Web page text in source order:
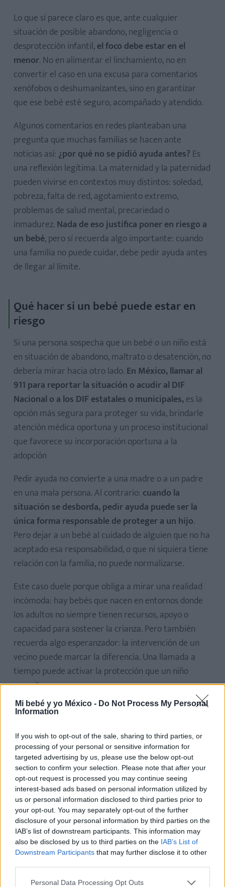
Mi bebé y yo México - Do Not Process My Personal
Information
If you wish to opt-out of the sale, sharing to third parties, or
processing of your personal or sensitive information for
targeted advertising by us, please use the below opt-out
section to confirm your selection. Please note that after your
opt-out request is processed you may continue seeing
interest-based ads based on personal information utilized by
us or personal information disclosed to third parties prior to
your opt-out. You may separately opt-out of the further
disclosure of your personal information by third parties on the
IAB’s list of downstream participants. This information may
also be disclosed by us to third parties on the IAB’s List of
Downstream Participants that may further disclose it to other
Personal Data Processing Opt Outs
Lo que sí parece claro es que, ante cualquier
situación de posible abandono, negligencia o
desprotección infantil,el foco debe estar en el
menor. No en alimentar el linchamiento, no en
convertir el caso en una excusa para comentarios
xenófobos o deshumanizantes, sino en garantizar
que ese bebé esté seguro, acompañado y atendido.
Algunos comentarios en redes planteaban una
pregunta que muchas familias se hacen ante
noticias así: ¿por qué no se pidió ayuda antes? Es
una reflexión legítima. La maternidad y la paternidad
pueden vivirse en contextos muy distintos: soledad,
pobreza, falta de red, agotamiento extremo,
problemas de salud mental, precariedad o
inmadurez. Nada de eso justifica poner en riesgo a
un bebé, pero sí recuerda algo importante: cuando
una familia no puede cuidar, debe pedir ayuda antes
de llegar al límite.
Qué hacer si un bebé puede estar en
riesgo
Si una persona sospecha que un bebé o un niño está
en situación de abandono, maltrato o desatención, no
debería mirar hacia otro lado. En México, llamar al
911 para reportar la situación o acudir al DIF
Nacional o a los DIF estatales o municipales,es la
opción más segura para proteger su vida, brindarle
atención médica oportuna y un proceso institucional
que favorece su incorporación oportuna a la
adopción
Pedir ayuda no convierte a una madre o a un padre
en una mala persona. Al contrario: cuando la
situación se desborda, pedir ayuda puede ser la
única forma responsable de proteger a un hijo.
Pero dejar a un bebé al cuidado de alguien que no ha
aceptado esa responsabilidad, o que ni siquiera tiene
relación con la familia, no puede normalizarse.
Este caso duele porque obliga a mirar una realidad
incómoda: hay bebés que nacen en entornos donde
los adultos no siempre tienen recursos, apoyo o
capacidad para sostener la crianza. Pero también
recuerda algo esperanzador: la intervención de un
vecino puede marcar la diferencia. Una llamada a
tiempo puede activar la protección que un niño
necesita.
Ahora, mientras la investigación sigue su curso, lo
los cuidados necesarios y que las autoridades puedan
determinar la medida más segura para él. Sin ruido
añadido. Sin odio. Con firmeza, sí, pero también con
humanidad. Porque cuando hablamos de infancia, la
prioridad siempre debe ser la misma: proteger.
Te puede interesar…